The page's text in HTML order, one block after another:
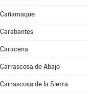
Cañamaque
Carabantes
Caracena
Carrascosa de Abajo
Carrascosa de la Sierra